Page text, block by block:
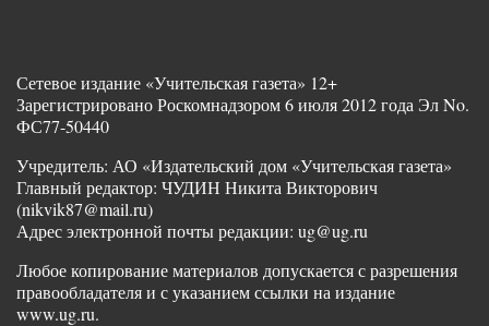
Сетевое издание «Учительская газета» 12+
Зарегистрировано Роскомнадзором 6 июля 2012 года Эл No.
ФС77-50440
Учредитель: АО «Издательский дом «Учительская газета»
Главный редактор: ЧУДИН Никита Викторович
(nikvik87@mail.ru)
Адрес электронной почты редакции: ug@ug.ru
Любое копирование материалов допускается с разрешения
правообладателя и с указанием ссылки на издание
www.ug.ru.